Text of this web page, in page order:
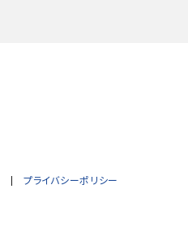
プライバシーポリシー